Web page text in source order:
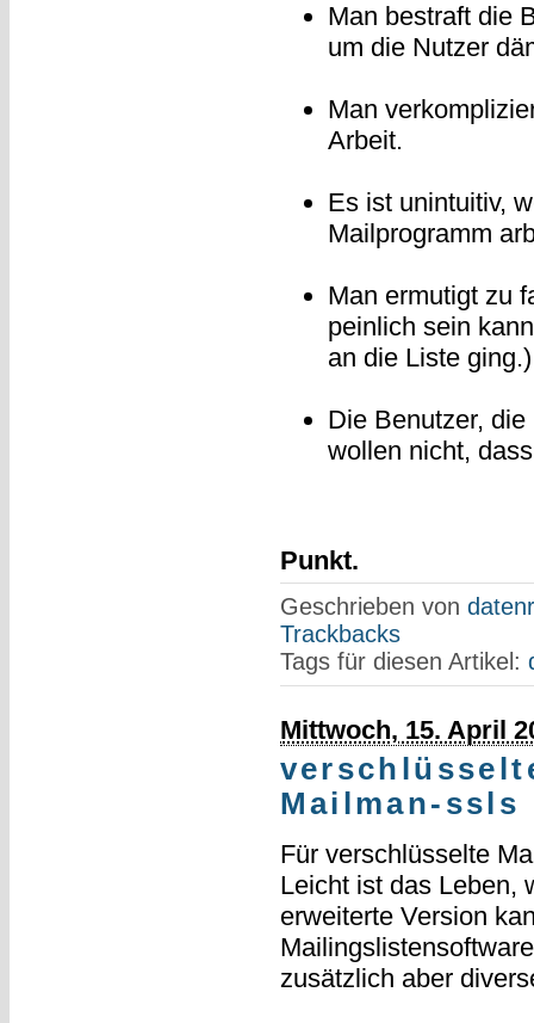
Man bestraft die
um die Nutzer
Man
Arbeit.
Es ist unintuitiv,
Mailprogramm
Man ermutigt zu
peinlich sein
an die Liste ging.)
Die Benutzer,
wollen nicht,
Punkt.
Geschrieben von
Trackbacks
Tags für diesen Artikel:
Mittwoch, 15. April
Mailman-ssls
Für verschlüsselte
Leicht ist das Leben,
erweiterte Version
zusätzlich aber